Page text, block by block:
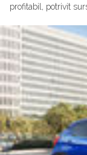
profitabil, potrivit